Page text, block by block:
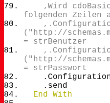
‚Wird
folgenden Zeilen
("http://
= strBenutzer
("http://
= strPasswort
.
. send
End
With